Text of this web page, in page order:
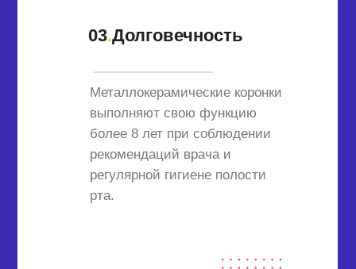
Металлокерамические коронки
выполняют свою функцию
более 8 лет при соблюдении
рекомендаций врача и
регулярной гигиене полости
рта.
03.Долговечность